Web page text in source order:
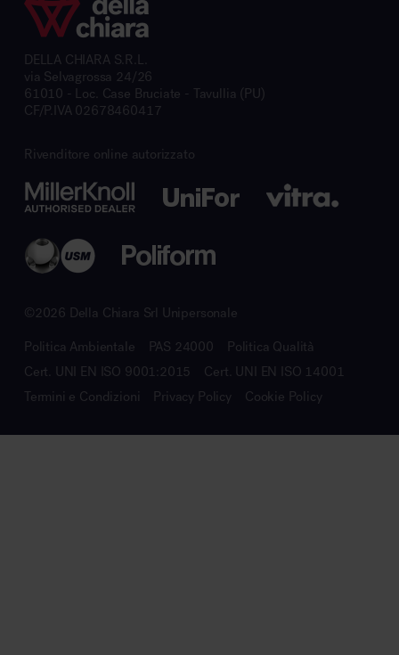
DELLA CHIARA S.R.L.
via Selvagrossa 24/26
61010 - Loc. Case Bruciate - Tavullia (PU)
CF/P.IVA 02678460417
Rivenditore online autorizzato
©2026 Della Chiara Srl Unipersonale
Politica Ambientale PAS 24000
Politica Qualità
Cert. UNI EN ISO 9001:2015
Cert. UNI EN ISO 14001
Termini e Condizioni
Privacy Policy Cookie Policy